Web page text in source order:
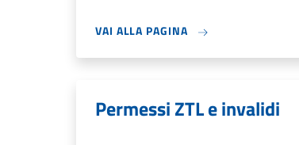
VAI ALLA PAGINA
Permessi ZTL e invalidi